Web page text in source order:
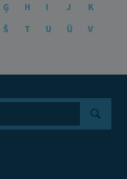
Ģ H I J
K
Š T U Ū
V